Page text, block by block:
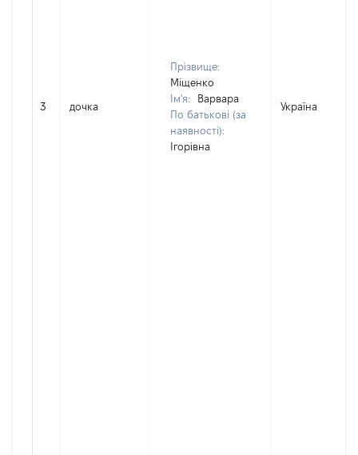
3 дочка
Прізвище:
Міщенко
Ім'я:
Варвара
По батькові (за
наявності):
Ігорівна
Україна